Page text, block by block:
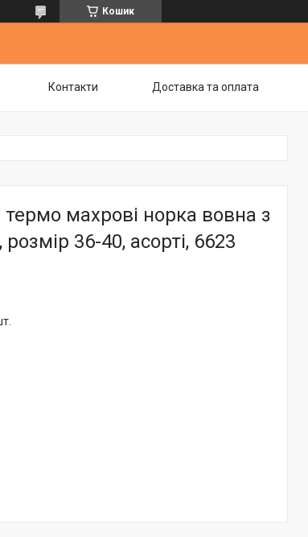
Кошик
Контакти Доставка та оплата
махрові норка вовна з
36-40, асорті, 6623